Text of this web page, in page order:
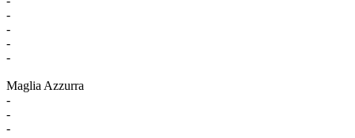
-
-
-
-
Maglia Azzurra
-
-
-